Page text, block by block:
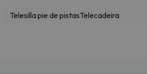
Telesilla pie de pistasTelecadeira